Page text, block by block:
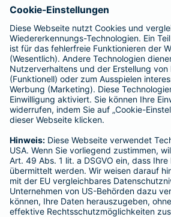
Barmenia ist Teil der
BELIEBTE SEITEN
Kranken-
Tierversicherungen
Adresse ändern
Schaden melden
Serviceübersicht